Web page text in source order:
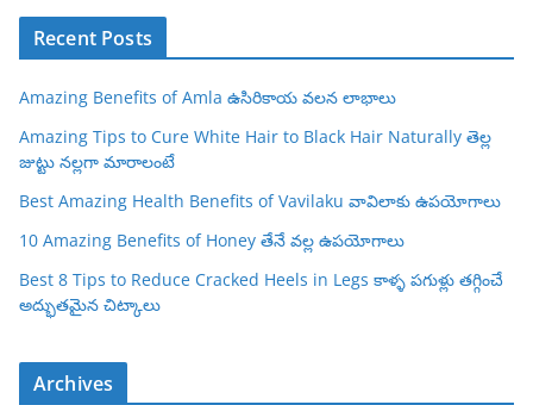
Recent Posts
Amazing Benefits of Amla ఉసిరికాయ వలన లాభాలు
Amazing Tips to Cure White Hair to Black Hair Naturally తెల్ల
జుట్టు నల్లగా మారాలంటే
Best Amazing Health Benefits of Vavilaku వావిలాకు ఉపయోగాలు
10 Amazing Benefits of Honey తేనే వల్ల ఉపయోగాలు
Best 8 Tips to Reduce Cracked Heels in Legs కాళ్ళ పగుళ్లు తగ్గించే
అద్భుతమైన చిట్కాలు
Archives